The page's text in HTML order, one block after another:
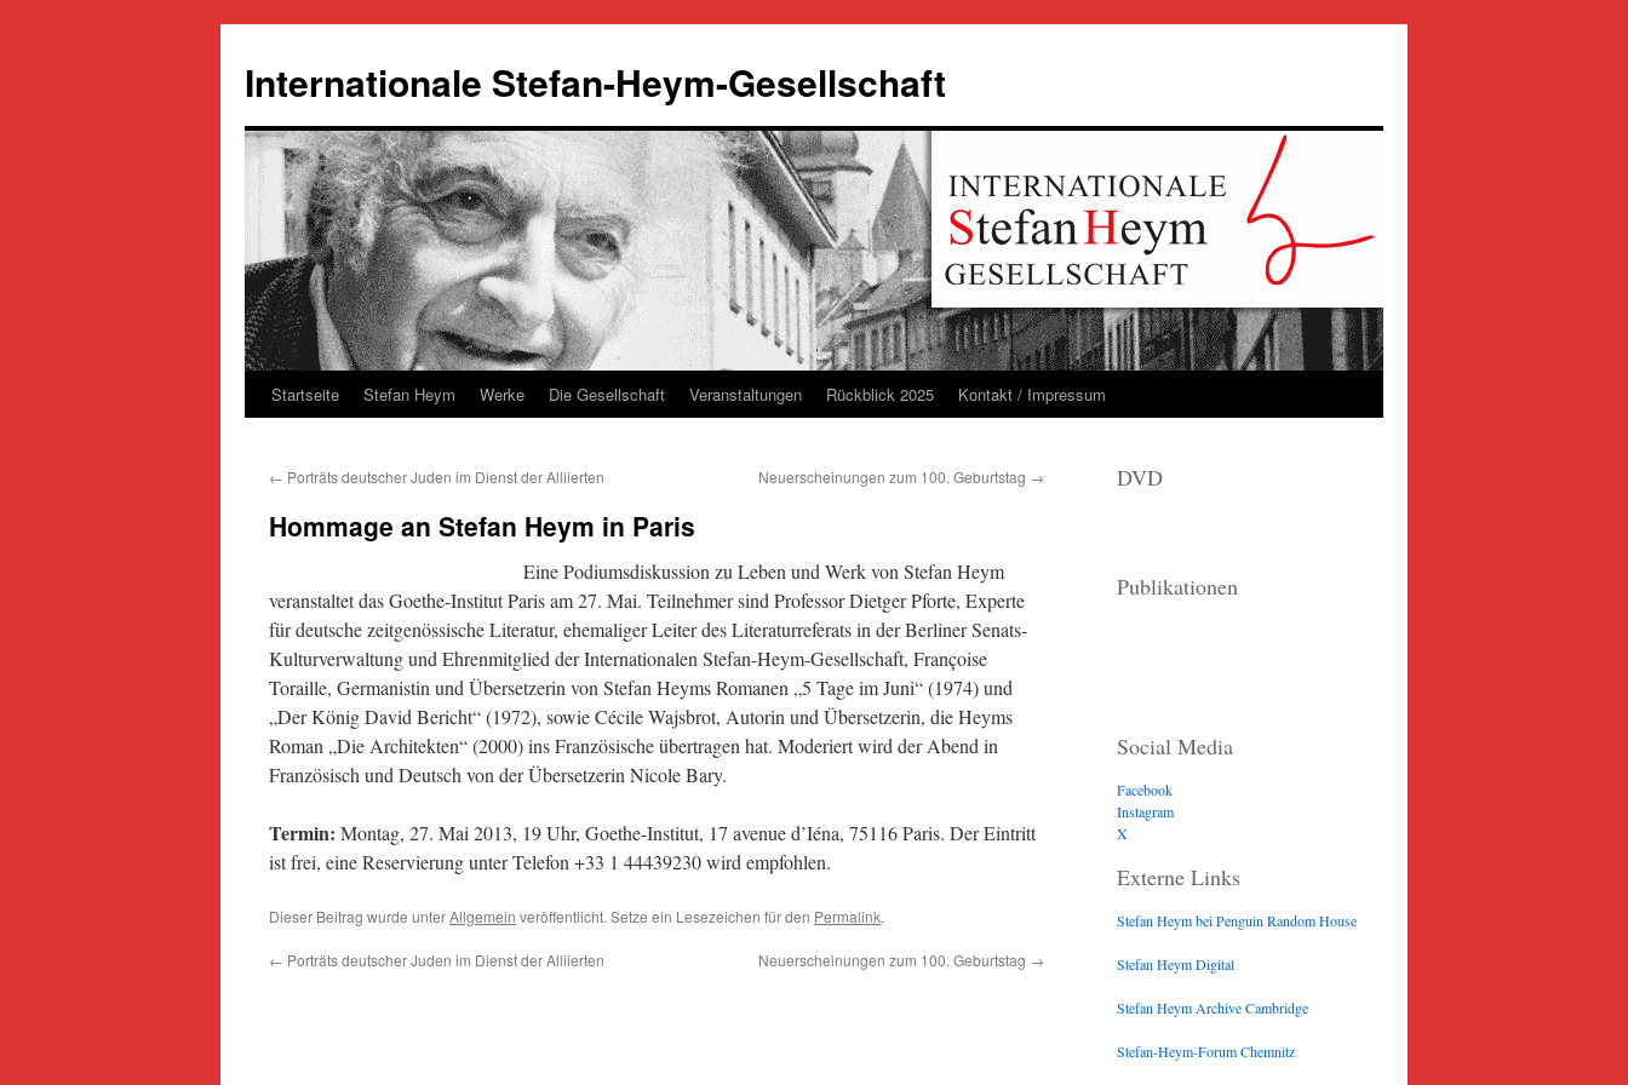
springen
Internationale Stefan-Heym-Gesellschaft
Startseite Stefan Heym Werke Die Gesellschaft Veranstaltungen Rückblick 2025 Kontakt / Impressum
← Porträts deutscher Juden im Dienst der Alliierten Neuerscheinungen zum 100. Geburtstag →
Hommage an Stefan Heym in Paris
Eine Podiumsdiskussion zu Leben und Werk von Stefan Heym
veranstaltet das Goethe-Institut Paris am 27. Mai. Teilnehmer sind Professor Dietger Pforte, Experte
für deutsche zeitgenössische Literatur, ehemaliger Leiter des Literaturreferats in der Berliner Senats-
Kulturverwaltung und Ehrenmitglied der Internationalen Stefan-Heym-Gesellschaft, Françoise
Toraille, Germanistin und Übersetzerin von Stefan Heyms Romanen „5 Tage im Juni“ (1974) und
„Der König David Bericht“ (1972), sowie Cécile Wajsbrot, Autorin und Übersetzerin, die Heyms
Roman „Die Architekten“ (2000) ins Französische übertragen hat. Moderiert wird der Abend in
Französisch und Deutsch von der Übersetzerin Nicole Bary.
Termin: Montag, 27. Mai 2013, 19 Uhr, Goethe-Institut, 17 avenue d’Iéna, 75116 Paris. Der Eintritt
ist frei, eine Reservierung unter Telefon +33 1 44439230 wird empfohlen.
Dieser Beitrag wurde unterAllgemein veröffentlicht. Setze ein Lesezeichen für den Permalink.
← Porträts deutscher Juden im Dienst der Alliierten Neuerscheinungen zum 100. Geburtstag →
DVD
Publikationen
Social Media
Facebook
Instagram
X
Externe Links
Stefan Heym bei Penguin Random House
Stefan Heym Digital
Stefan Heym Archive Cambridge
Stefan-Heym-Forum Chemnitz